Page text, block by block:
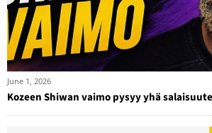
June 1, 2026
Kozeen Shiwan vaimo pysyy yhä